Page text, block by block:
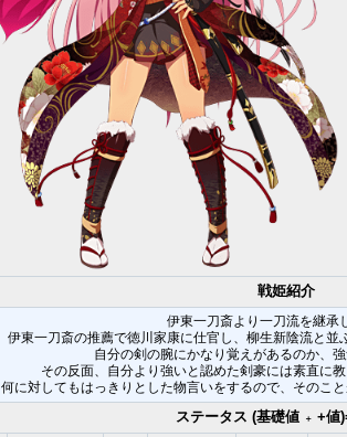
戦姫紹介
伊東一刀斎より一刀流を継承
伊東一刀斎の推薦で徳川家康に仕官し、柳生新陰流と並
自分の剣の腕にかなり覚えがあるのか、強
その反面、自分より強いと認めた剣豪には素直に
何に対してもはっきりとした物言いをするので、そのこ
ステータス (基礎値 ＋ +値